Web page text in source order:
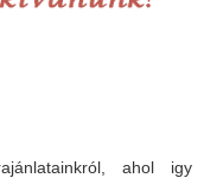
ahol igy